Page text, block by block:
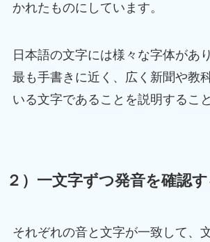
かれたものにしています。
日本語の文字には様々な字体があ
最も手書きに近く、広く新聞や教
いる文字であることを説明するこ
２）一文字ずつ発音を確認す
それぞれの音と文字が一致して、